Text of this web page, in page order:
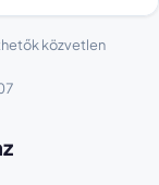
közvetlen